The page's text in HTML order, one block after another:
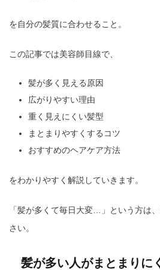
を自分の髪質に合わせること。
この記事では美容師目線で、
髪が多く見える原因
広がりやすい理由
重く見えにくい髪型
まとまりやすくするコツ
おすすめのヘアケア方法
をわかりやすく解説していきます。
「髪が多くて毎日大変…」という方は
さい。
髪が多い人がまとまりに